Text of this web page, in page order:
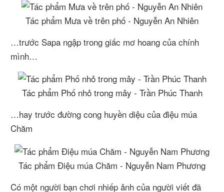
Tác phẩm Mưa về trên phố - Nguyễn An Nhiên
…trước Sapa ngập trong giấc mơ hoang của chính
mình…
Tác phẩm Phố nhỏ trong mây - Trần Phúc Thanh
…hay trước đường cong huyền diệu của điệu múa
Chăm
Tác phẩm Điệu múa Chăm - Nguyễn Nam Phương
Có một người bạn chơi nhiếp ảnh của người viết đã